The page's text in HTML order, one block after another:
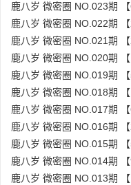
鹿八岁 微密圈 NO.023期 【
鹿八岁 微密圈 NO.022期 【
鹿八岁 微密圈 NO.021期 【
鹿八岁 微密圈 NO.020期 【
鹿八岁 微密圈 NO.019期 【
鹿八岁 微密圈 NO.018期 【
鹿八岁 微密圈 NO.017期 【
鹿八岁 微密圈 NO.016期 【
鹿八岁 微密圈 NO.015期 【
鹿八岁 微密圈 NO.014期 【
鹿八岁 微密圈 NO.013期 【